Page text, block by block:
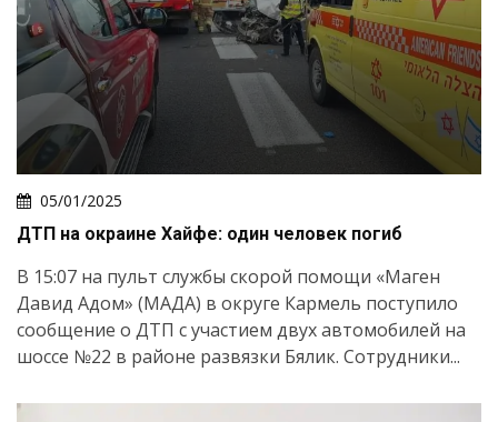
05/01/2025
ДТП на окраине Хайфе: один человек погиб
В 15:07 на пульт службы скорой помощи «Маген
Давид Адом» (МАДА) в округе Кармель поступило
сообщение о ДТП с участием двух автомобилей на
шоссе №22 в районе развязки Бялик. Сотрудники...